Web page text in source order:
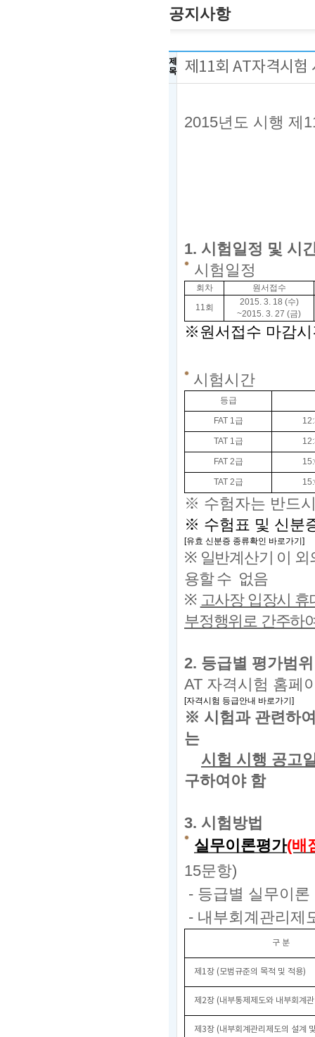
공지사항
제
목
제11회 AT자격시험
2015년도 시행 제
1. 시험일정 및 시
시험일정
회차
원서접수
11회
2015. 3. 18 (수)
~2015. 3. 27 (금)
※원서접수 마감시
시험시간
등급
FAT 1급
TAT 1급
FAT 2급
TAT 2급
※ 수험자는 반드
※ 수험표 및 신분
[유효 신분증 종류확인 바로가기 ]
※ 일반계산기 이
용할 수 없음
※ 고사장 입장시
부정행위로 간주하
2. 등급별 평가범위
AT 자격시험 홈페
[자격시험 등급안내 바로가기 ]
※ 시험과 관련하
는
시험 시행 공고
구하여야 함
3. 시험방법
실무이론평가(배
15문항)
- 등급별 실무이
- 내부회계관리제
구 분
제1장 (모범규준의 목적 및 적용)
제2장 (내부통제제도와 내부회계
제3장 (내부회계관리제도의 설계